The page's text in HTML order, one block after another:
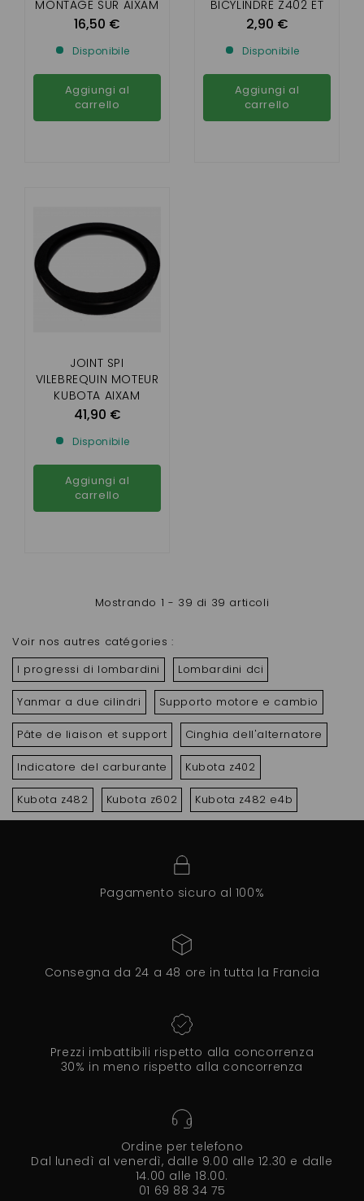
MONTAGE SUR AIXAM
(MOTEUR BICYLINDRE
16,50 €
Disponibile
Aggiungi al
carrello
BICYLINDRE Z402 ET
Z482)
2,90 €
Disponibile
Aggiungi al
carrello
JOINT SPI
VILEBREQUIN MOTEUR
KUBOTA AIXAM
(MOTEUR BICYLINDRE
41,90 €
Disponibile
Aggiungi al
carrello
Mostrando 1 - 39 di 39 articoli
Voir nos autres catégories :
I progressi di lombardini
Lombardini dci
Yanmar a due cilindri Supporto motore e cambio
Pâte de liaison et support Cinghia dell'alternatore
Indicatore del carburante Kubota z402
Kubota z482 Kubota z602 Kubota z482 e4b
Pagamento sicuro al 100%
Consegna da 24 a 48 ore in tutta la Francia
Prezzi imbattibili rispetto alla concorrenza
30% in meno rispetto alla concorrenza
Ordine per telefono
Dal lunedì al venerdì, dalle 9.00 alle 12.30 e dalle
14.00 alle 18.00.
01 69 88 34 75